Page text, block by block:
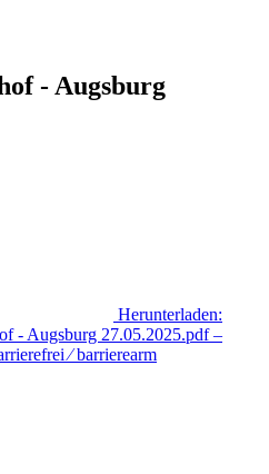
- Augsburg
Herunterladen:
- Augsburg 27.05.2025.pdf –
⁄ barrierearm